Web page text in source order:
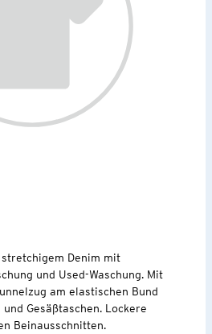
Denim mit
und Used-Waschung. Mit
am elastischen Bund
Gesäßtaschen. Lockere
Beinausschnitten.